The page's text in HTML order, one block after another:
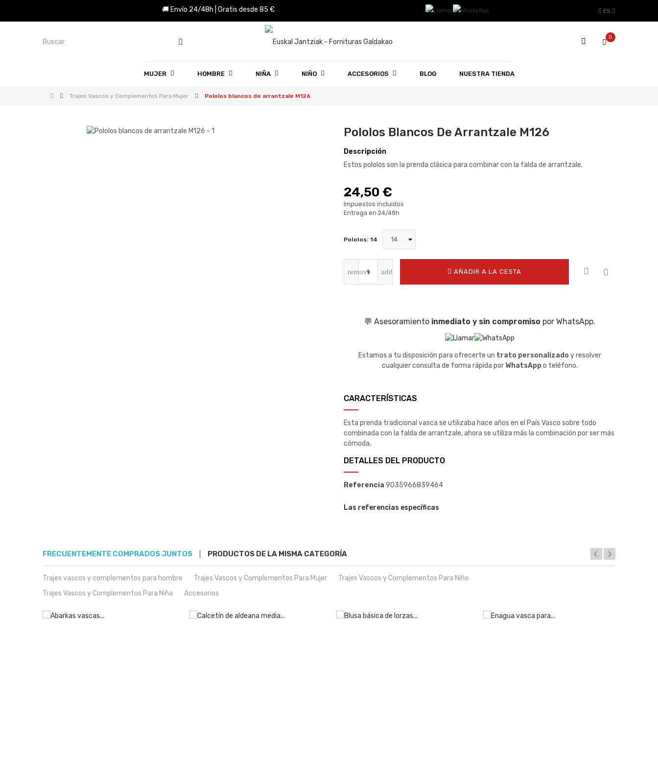
🚚 Envío 24/48h | Gratis desde 85 € ES
0
MUJER HOMBRE NIÑA NIÑO ACCESORIOS BLOG NUESTRA TIENDA
Trajes Vascos y Complementos Para Mujer Pololos blancos de arrantzale M126
Pololos Blancos De Arrantzale M126
Descripción
Estos pololos son la prenda clásica para combinar con la falda de arrantzale.
24,50 €
Impuestos incluidos
Entrega en 24/48h
Pololos: 14
AÑADIR A LA CESTA
💬 Asesoramiento inmediato y sin compromiso por WhatsApp.
Estamos a tu disposición para ofrecerte un trato personalizadoy resolver
cualquier consulta de forma rápida por WhatsAppo teléfono.
CARACTERÍSTICAS
Esta prenda tradicional vasca se utilizaba hace años en el País Vasco sobre todo
combinada con la falda de arrantzale, ahora se utiliza más la combinación por ser más
cómoda.
DETALLES DEL PRODUCTO
Referencia 9035966839464
Las referencias específicas
FRECUENTEMENTE COMPRADOS JUNTOS PRODUCTOS DE LA MISMA CATEGORÍA
Trajes vascos y complementos para hombre Trajes Vascos y Complementos Para Mujer
Trajes Vascos y Complementos Para Niño
Trajes Vascos y Complementos Para Niña
Accesorios